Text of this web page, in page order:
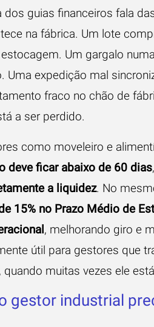
dos guias financeiros fala
na fábrica. Um lote
Um gargalo
Uma expedição mal
fraco no chão de
a ser perdido.
como moveleiro e
deve ficar abaixo de 60 dias
a liquidez. No
15% no Prazo Médio de
, melhorando giro e
útil para gestores que
quando muitas vezes ele
gestor industrial